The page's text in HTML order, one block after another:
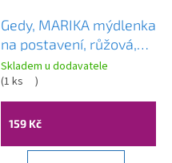
Gedy, MARIKA mýdlenka
na postavení, růžová,
MK1110
Skladem u dodavatele
(1 ks )
159 Kč